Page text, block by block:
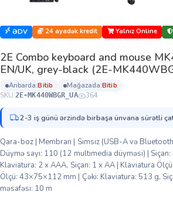
ƏDV 24 ayadək kredit Yalnız Online
2E Combo keyboard and mouse
EN/UK, grey-black (2E-
anbarda: bi̇ti̇b mağazada: bi̇ti̇b
SKU:2E-MK440WBGR_UA 364
2-3 iş günü ərzində birbaşa ünvana sürətli
Qara-boz | Membran | Simsiz (USB-A və
Düymə sayı: 110 (12 multimedia düyməsi) |
Klaviatura: 2 x AAA, Siçan: 1 x AA | Klaviatura
Ölçü: 43×75×112 mm | Çəki: Klaviatura: 513 g,
məsafəsi: 10 m